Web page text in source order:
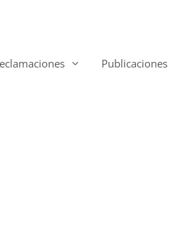
Publicaciones